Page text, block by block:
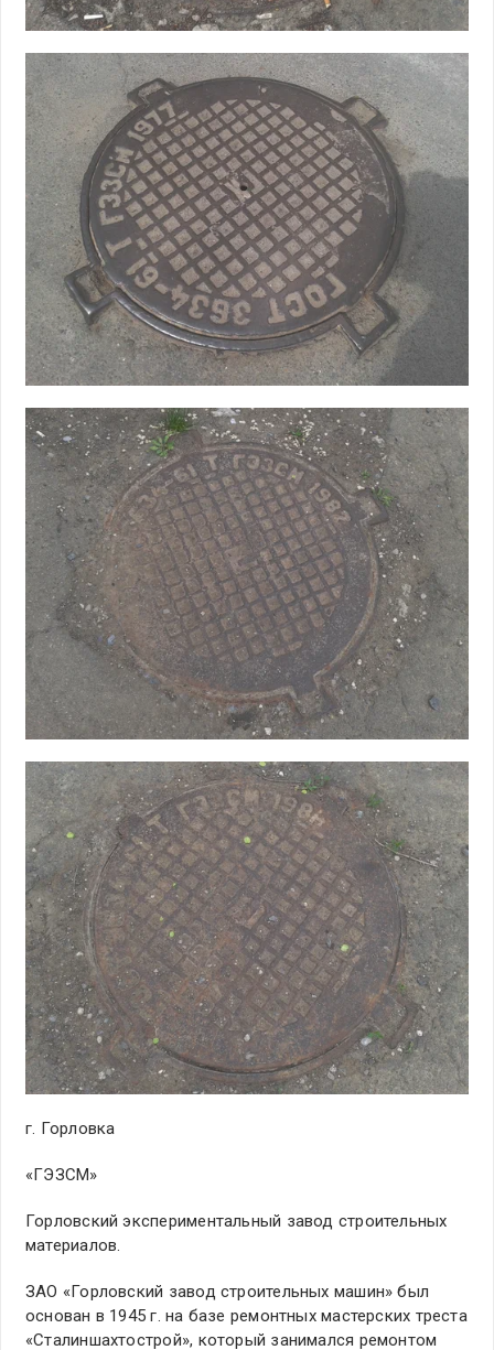
г. Горловка
«ГЭЗСМ»
Горловский экспериментальный завод строительных
материалов.
ЗАО «Горловский завод строительных машин» был
основан в 1945 г. на базе ремонтных мастерских треста
«Сталиншахтострой», который занимался ремонтом